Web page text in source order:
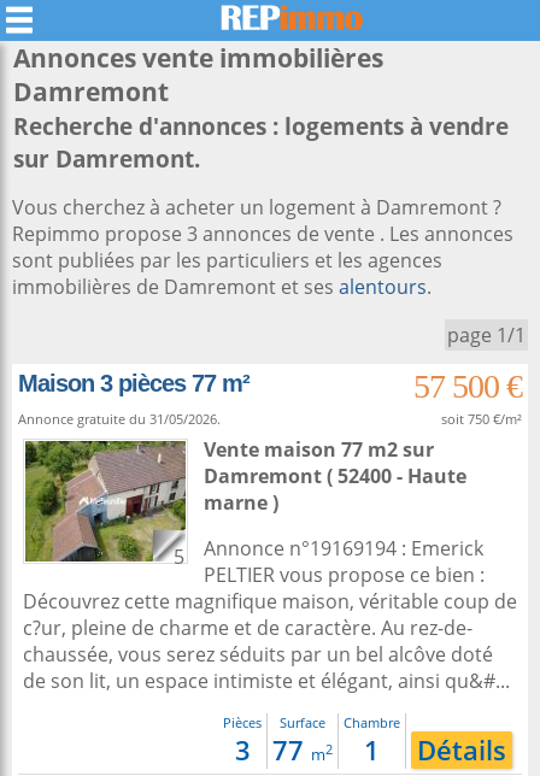
Annonces vente immobilières
Damremont
Recherche d'annonces : logements à vendre
sur Damremont.
Vous cherchez à acheter un logement à Damremont ?
Repimmo propose 3 annonces de vente . Les annonces
sont publiées par les particuliers et les agences
immobilières de Damremont et ses alentours.
page 1/1
Maison 3 pièces 77 m²
57 500 €
Annonce gratuite du 31/05/2026. soit 750 €/m²
5
Vente maison 77 m2sur
Damremont( 52400 - Haute
marne )
Annonce n°19169194 : Emerick
PELTIER vous propose ce bien :
Découvrez cette magnifique maison, véritable coup de
c?ur, pleine de charme et de caractère. Au rez-de-
chaussée, vous serez séduits par un bel alcôve doté
de son lit, un espace intimiste et élégant, ainsi qu&#...
Pièces
3
Surface
77 m2
Chambre
1 Détails